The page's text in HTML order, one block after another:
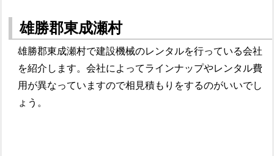
雄勝郡東成瀬村
雄勝郡東成瀬村で建設機械のレンタルを行っている会社
を紹介します。会社によってラインナップやレンタル費
用が異なっていますので相見積もりをするのがいいでし
ょう。